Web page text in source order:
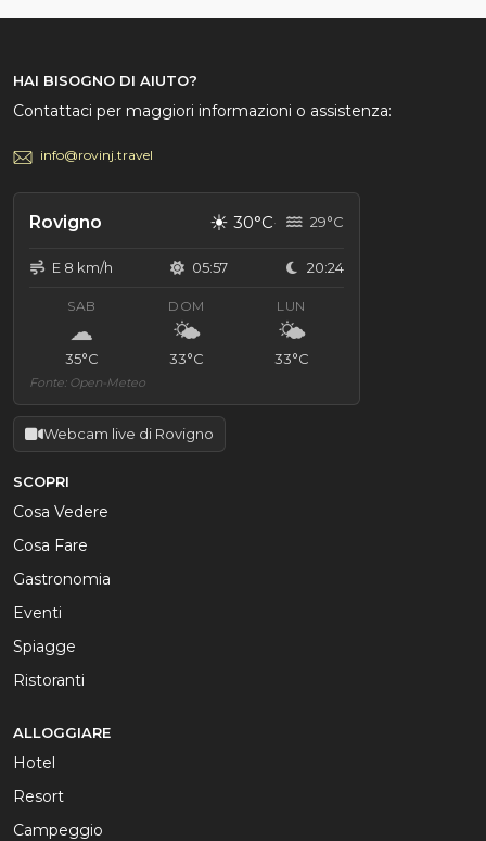
HAI BISOGNO DI AIUTO?
Contattaci per maggiori informazioni o assistenza:
info@rovinj.travel
Rovigno ☀ 30°C 29°C
E 8 km/h 05:57 20:24
SAB
☁
35°C
DOM
🌤
33°C
LUN
🌤
33°C
Fonte: Open-Meteo
Webcam live di Rovigno
SCOPRI
Cosa Vedere
Cosa Fare
Gastronomia
Eventi
Spiagge
Ristoranti
ALLOGGIARE
Hotel
Resort
Campeggio